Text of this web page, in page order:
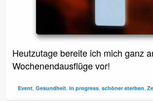
Heutzutage bereite ich mich ganz
Wochenendausflüge vor!
Event,Gesundheit,in progress,schöner sterben,